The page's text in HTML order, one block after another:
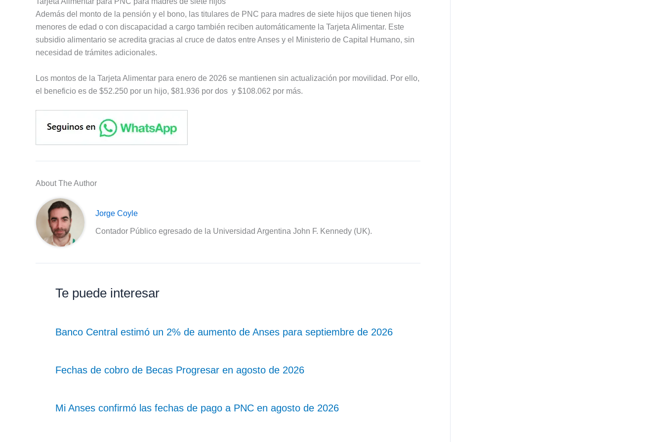
Además del monto de la pensión y el bono, las titulares de PNC para madres de siete hijos que tienen hijos
menores de edad o con discapacidad a cargo también reciben automáticamente la Tarjeta Alimentar. Este
subsidio alimentario se acredita gracias al cruce de datos entre Anses y el Ministerio de Capital Humano, sin
necesidad de trámites adicionales.
Los montos de la Tarjeta Alimentar para enero de 2026 se mantienen sin actualización por movilidad. Por ello,
el beneficio es de $52.250 por un hijo, $81.936 por dos y $108.062 por más.
About The Author
Jorge Coyle
Contador Público egresado de la Universidad Argentina John F. Kennedy (UK).
Te puede interesar
Banco Central estimó un 2% de aumento de Anses para septiembre de 2026
Fechas de cobro de Becas Progresar en agosto de 2026
Mi Anses confirmó las fechas de pago a PNC en agosto de 2026